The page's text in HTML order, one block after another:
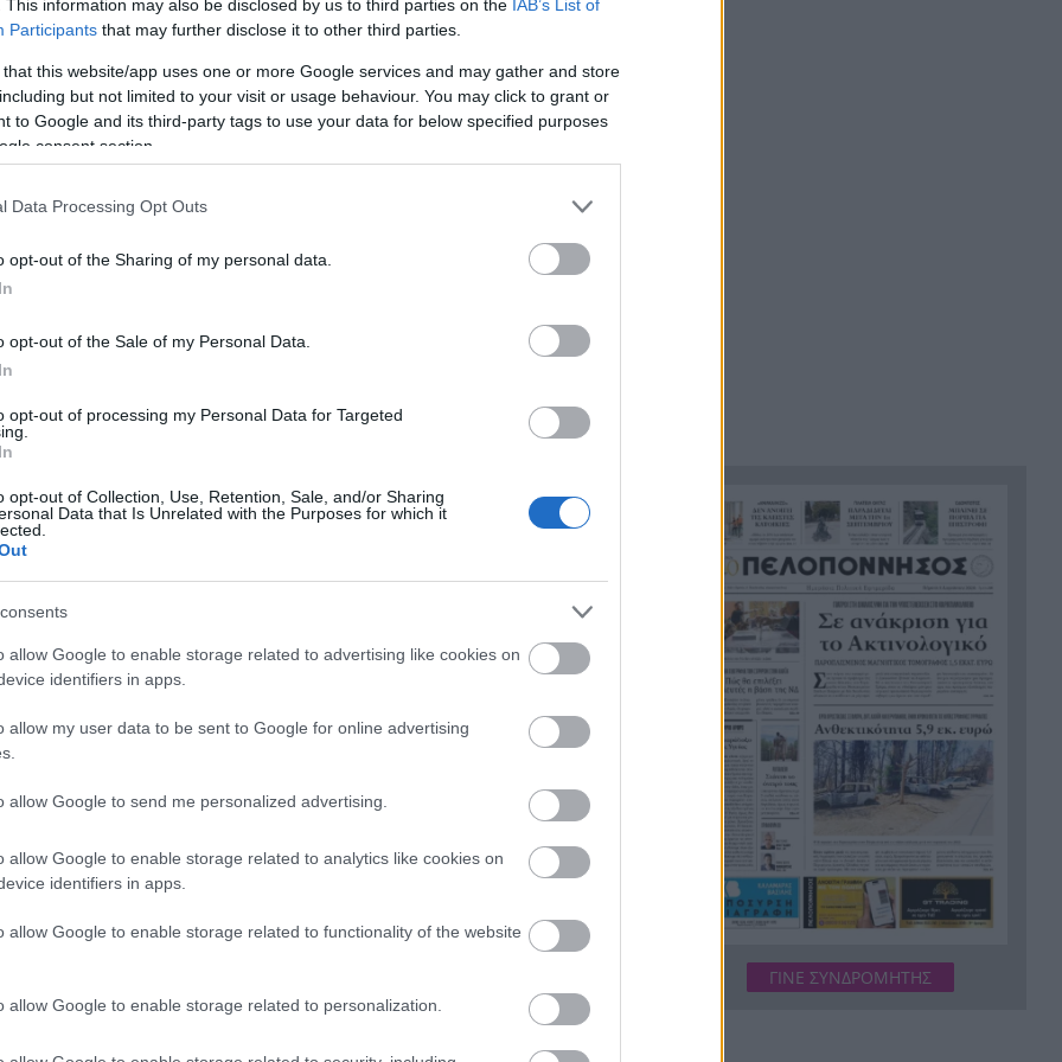
This information may also be disclosed by us to third parties on the IAB’s List of
Participants that may further disclose it to other third parties.
that this website/app uses one or more Google services and may gather and store
but not limited to your visit or usage behaviour. You may click to grant or
to Google and its third-party tags to use your data for below specified purposes
consent section.
Data Processing Opt Outs
opt-out of the Sharing of my personal data.
opt-out of the Sale of my Personal Data.
opt-out of processing my Personal Data for Targeted
opt-out of Collection, Use, Retention, Sale, and/or Sharing
Data that Is Unrelated with the Purposes for which it
allow Google to enable storage related to advertising like cookies on
identifiers in apps.
allow my user data to be sent to Google for online advertising
allow Google to send me personalized advertising.
allow Google to enable storage related to analytics like cookies on
identifiers in apps.
allow Google to enable storage related to functionality of the website
allow Google to enable storage related to personalization.
his visit to China.
pic.twitter.com/qgnA6DJirv
να ενισχύσουν τον «συνολικό στρατηγικό συντονισμό» τους,
σταθερότητας σε ένα όλο και πιο ασταθές διεθνές
ΗΠΑ-Ισραήλ και Ιράν, τονίζοντας ότι ο «γρήγορος
μείωση των αναταράξεων στις ενεργειακές αγορές, στις αλυσίδες
η επανέναρξη των εχθροπραξιών είναι ακόμη
είναι ιδιαίτερα σημαντική», δήλωσε χαρακτηριστικά.
continuing what has become the world’s most consequential
t.co/0qFetQxjKg
σε μια περίοδο κατά την οποία Μόσχα και Πεκίνο έχουν
εμπορίου, διπλωματίας και ασφάλειας. Πρόκειται για την 25η
στα περίπου 25 χρόνια της πολιτικής κυριαρχίας του στη
«σκοτεινή» συνάντηση με τον
πρόεδρο του Ιράν που
φουντώνει τα σενάρια
14:10 Υπόθεση δολοφονίας
Ελίζαμπεθ Ρος:
Προφυλακίστηκε ο 28χρονος
Αφγανός – Η κατάθεση της
συζύγου του που «φώτισε» τις
έρευνες
Μητσοτάκης: Στο επίκεντρο η
βιομηχανία – Νέο σχέδιο με
επενδύσεις, ενέργεια και
μεταποίηση
13:55 5ο Νυχτερινός Ημιμαραθώνιος
«Φάνης Τσιμιγκάτος»:
προδιαγραφών και δηλώσεις
ΓΙΝΕ ΣΥΝΔΡΟΜΗΤΗΣ